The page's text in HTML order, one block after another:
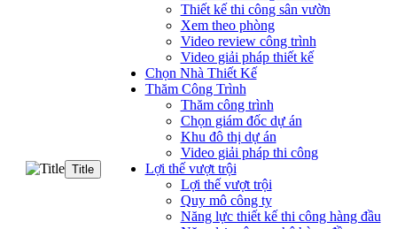
Title
Thiết kế thi công sân vườn
Xem theo phòng
Video review công trình
Video giải pháp thiết kế
Chọn Nhà Thiết Kế
Thăm Công Trình
Thăm công trình
Chọn giám đốc dự án
Khu đô thị dự án
Video giải pháp thi công
Lợi thế vượt trội
Lợi thế vượt trội
Quy mô công ty
Năng lực thiết kế thi công hàng đầu